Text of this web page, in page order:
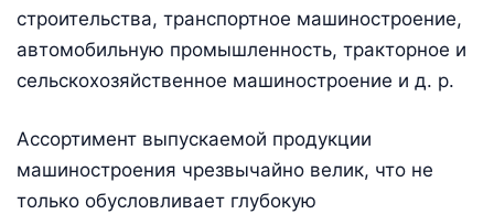
строительства, транспортное машиностроение,
автомобильную промышленность, тракторное и
сельскохозяйственное машиностроение и д. р.
Ассортимент выпускаемой продукции
машиностроения чрезвычайно велик, что не
только обусловливает глубокую